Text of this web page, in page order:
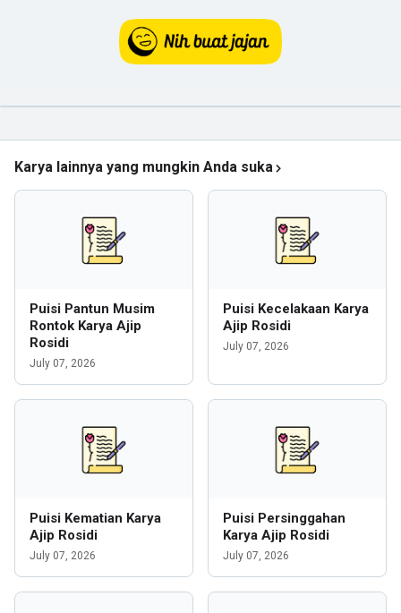
Karya lainnya yang mungkin Anda suka
Puisi Pantun Musim
Rontok Karya Ajip
Rosidi
July 07, 2026
Puisi Kecelakaan Karya
Ajip Rosidi
July 07, 2026
Puisi Kematian Karya
Ajip Rosidi
July 07, 2026
Puisi Persinggahan
Karya Ajip Rosidi
July 07, 2026